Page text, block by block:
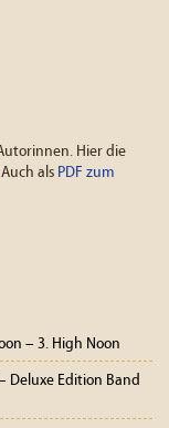
Hier die
Auch als PDF zum
– 3. High Noon
Deluxe Edition Band